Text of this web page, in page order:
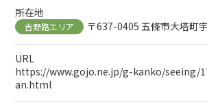
所在地
吉野路エリア 〒637-0405 五條市大塔町
URL
https://www.gojo.ne.jp/g-kanko/seeing/
an.html